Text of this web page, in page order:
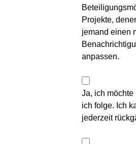
Projekte,
jemand einen
anpassen.
Ja, ich
ich folge. Ich
jederzeit